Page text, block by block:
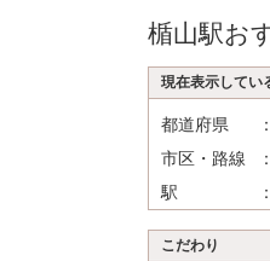
楯山駅お
現在表示してい
都道府県
市区・路線
駅
こだわり